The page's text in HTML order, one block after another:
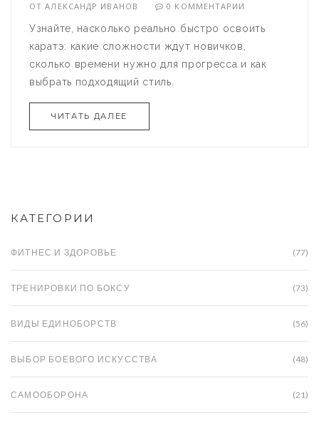
ОТАЛЕКСАНДР ИВАНОВ 0 КОММЕНТАРИИ
Узнайте, насколько реально быстро освоить
каратэ: какие сложности ждут новичков,
сколько времени нужно для прогресса и как
выбрать подходящий стиль.
ЧИТАТЬ ДАЛЕЕ
КАТЕГОРИИ
ФИТНЕС И ЗДОРОВЬЕ (77)
ТРЕНИРОВКИ ПО БОКСУ (73)
ВИДЫ ЕДИНОБОРСТВ (56)
ВЫБОР БОЕВОГО ИСКУССТВА (48)
САМООБОРОНА (21)